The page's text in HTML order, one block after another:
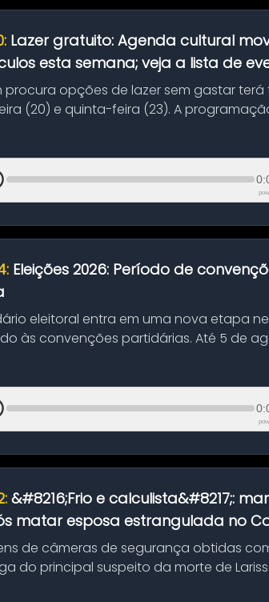
Lazer gratuito: Agenda cultural
esta semana; veja a lista de
procura opções de lazer sem gastar
(20) e quinta-feira (23). A
Eleições 2026: Período de
eleitoral entra em uma nova etapa
às convenções partidárias. Até 5 de
&#8216;Frio e calculista&#8217;:
matar esposa estrangulada no
de câmeras de segurança obtidas
do principal suspeito da morte de
d...